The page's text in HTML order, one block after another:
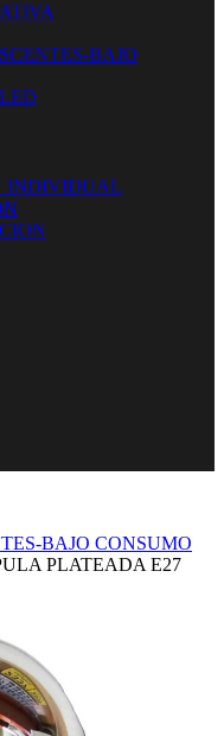
BAJO
INDIVIDUAL
BAJO CONSUMO
PLATEADA E27